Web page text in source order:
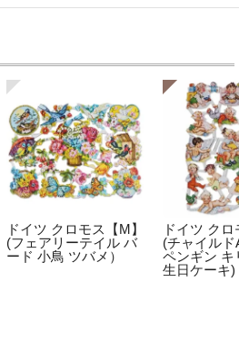
ドイツ クロモス【M】
(フェアリーテイル バ
ード 小鳥 ツバメ）
ドイツ ク
(チャイルド
ペンギン キ
生日ケーキ)